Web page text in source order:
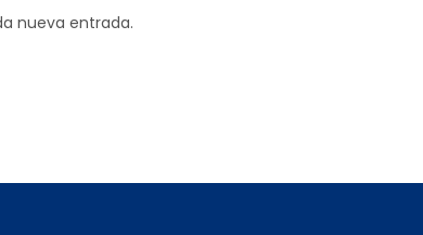
nueva entrada.